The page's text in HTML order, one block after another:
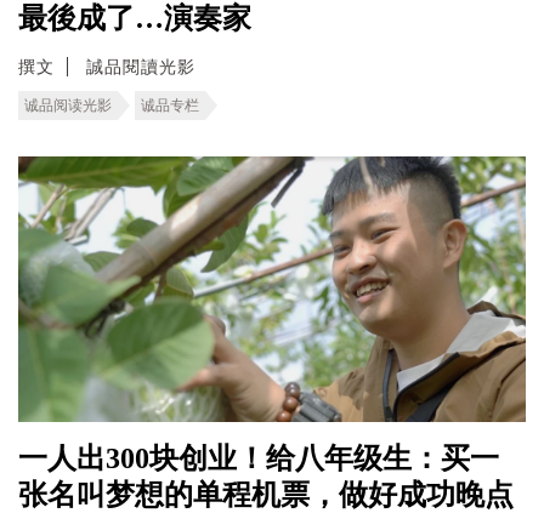
最後成了…演奏家
撰文 誠品閱讀光影
诚品阅读光影 诚品专栏
一人出300块创业！给八年级生：买一
张名叫梦想的单程机票，做好成功晚点